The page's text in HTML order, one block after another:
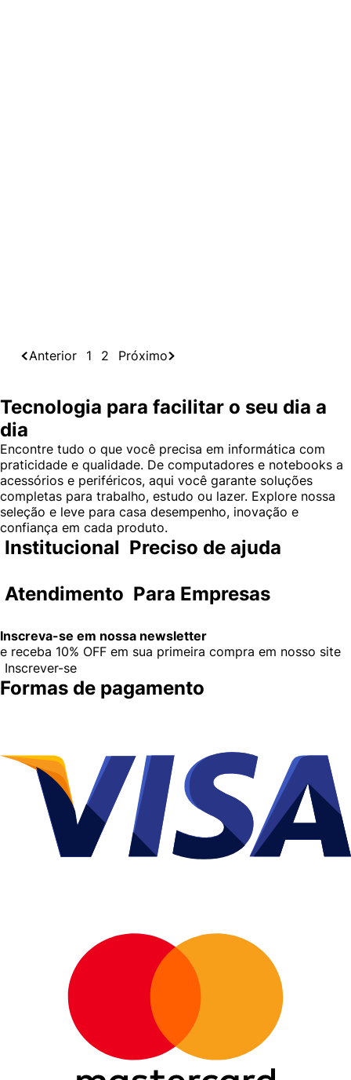
Anterior 1 2 Próximo
Tecnologia para facilitar o seu dia a
dia
Encontre tudo o que você precisa em informática com
praticidade e qualidade. De computadores e notebooks a
acessórios e periféricos, aqui você garante soluções
completas para trabalho, estudo ou lazer. Explore nossa
seleção e leve para casa desempenho, inovação e
confiança em cada produto.
Institucional Preciso de ajuda
Atendimento Para Empresas
Inscreva-se em nossa newsletter
e receba 10% OFF em sua primeira compra em nosso site
Inscrever-se
Formas de pagamento